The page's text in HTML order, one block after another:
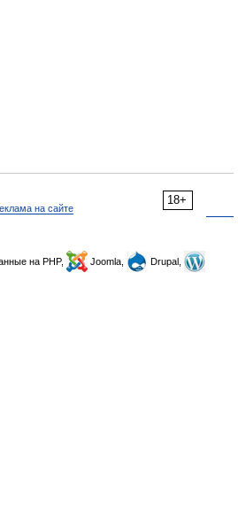
18+
на сайте
на PHP, Joomla,
Drupal,